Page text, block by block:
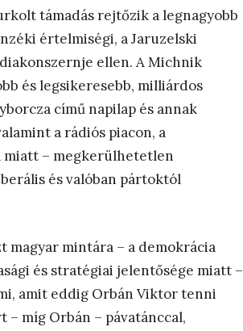
támadás rejtőzik a legnagyobb
értelmiségi, a Jaruzelski
ellen. A Michnik
és legsikeresebb, milliárdos
című napilap és annak
a rádiós piacon, a
miatt – megkerülhetetlen
és valóban pártoktól
magyar mintára – a demokrácia
és stratégiai jelentősége miatt –
amit eddig Orbán Viktor tenni
– míg Orbán – pávatánccal,